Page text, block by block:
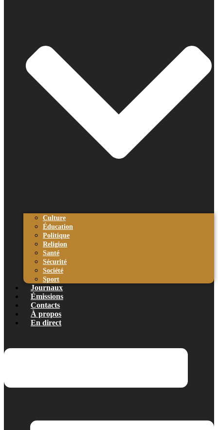
Culture
Éducation
Politique
Religion
Santé
Sécurité
Société
Sport
Journaux
Émissions
Contacts
À propos
En direct